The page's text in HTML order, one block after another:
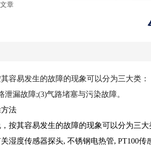
章
容易发生的故障的现象可以分为三大类：
泄漏故障;(3)气路堵塞与污染故障。
法
其容易发生的故障的现象可以分为三大
湿度传感器探头, 不锈钢电热管, PT100